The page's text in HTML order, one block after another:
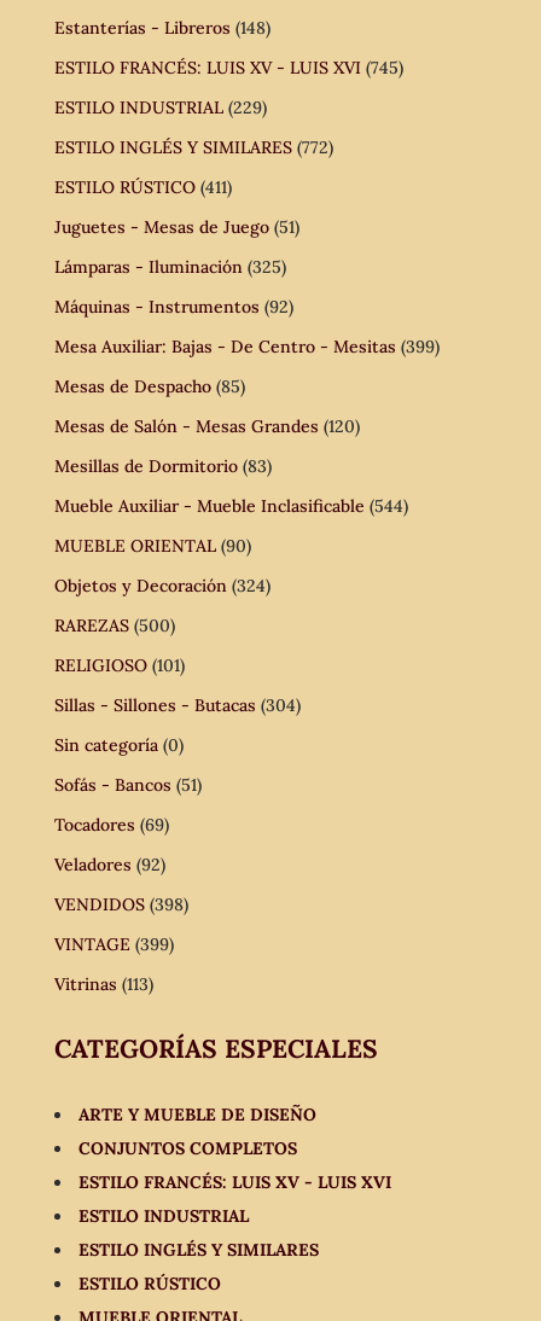
Estanterías - Libreros (148)
ESTILO FRANCÉS: LUIS XV - LUIS XVI (745)
ESTILO INDUSTRIAL (229)
ESTILO INGLÉS Y SIMILARES (772)
ESTILO RÚSTICO (411)
Juguetes - Mesas de Juego (51)
Lámparas - Iluminación (325)
Máquinas - Instrumentos (92)
Mesa Auxiliar: Bajas - De Centro - Mesitas (399)
Mesas de Despacho (85)
Mesas de Salón - Mesas Grandes (120)
Mesillas de Dormitorio (83)
Mueble Auxiliar - Mueble Inclasificable (544)
MUEBLE ORIENTAL (90)
Objetos y Decoración (324)
RAREZAS (500)
RELIGIOSO (101)
Sillas - Sillones - Butacas (304)
Sin categoría (0)
Sofás - Bancos (51)
Tocadores (69)
Veladores (92)
VENDIDOS (398)
VINTAGE (399)
Vitrinas (113)
CATEGORÍAS ESPECIALES
ARTE Y MUEBLE DE DISEÑO
CONJUNTOS COMPLETOS
ESTILO FRANCÉS: LUIS XV - LUIS XVI
ESTILO INDUSTRIAL
ESTILO INGLÉS Y SIMILARES
ESTILO RÚSTICO